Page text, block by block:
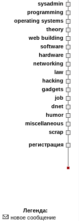
sysadmin
programming
operating systems
theory
web building
software
hardware
networking
law
hacking
gadgets
job
dnet
humor
miscellaneous
scrap
регистрация
Легенда:
новое сообщение